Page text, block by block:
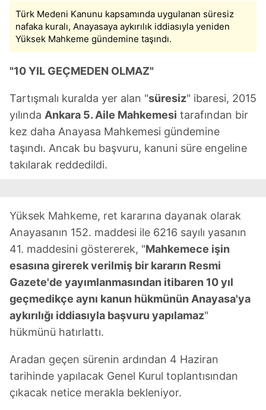
için Ayarlar butonuna tıklayabilir,Çerez Bilgilendirme
Metnimiziziyaret edebilirsiniz.
6698 sayılı Kişisel Verilerin Korunması Kanunu uyarınca
hazırlanmış Aydınlatma Metnimizi okumak ve sitemizde
almak için lütfentıklayınız .
Türk Medeni Kanunu kapsamında uygulanan süresiz
nafaka kuralı, Anayasaya aykırılık iddiasıyla yeniden
Yüksek Mahkeme gündemine taşındı.
"10 YIL GEÇMEDEN OLMAZ"
Tartışmalı kuralda yer alan "süresiz" ibaresi, 2015
yılında Ankara 5. Aile Mahkemesi tarafından bir
kez daha Anayasa Mahkemesi gündemine
taşındı. Ancak bu başvuru, kanuni süre engeline
takılarak reddedildi.
Yüksek Mahkeme, ret kararına dayanak olarak
Anayasanın 152. maddesi ile 6216 sayılı yasanın
41. maddesini göstererek, "Mahkemece işin
esasına girerek verilmiş bir kararın Resmi
Gazete'de yayımlanmasından itibaren 10 yıl
geçmedikçe aynı kanun hükmünün Anayasa'ya
aykırılığı iddiasıyla başvuru yapılamaz"
hükmünü hatırlattı.
Aradan geçen sürenin ardından 4 Haziran
tarihinde yapılacak Genel Kurul toplantısından
çıkacak netice merakla bekleniyor.